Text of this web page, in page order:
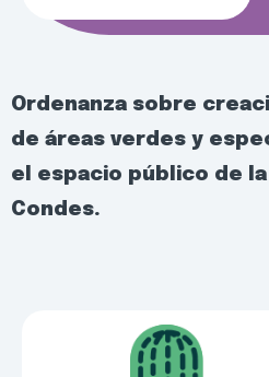
Ordenanza sobre
de áreas verdes y
el espacio público de la
Condes.